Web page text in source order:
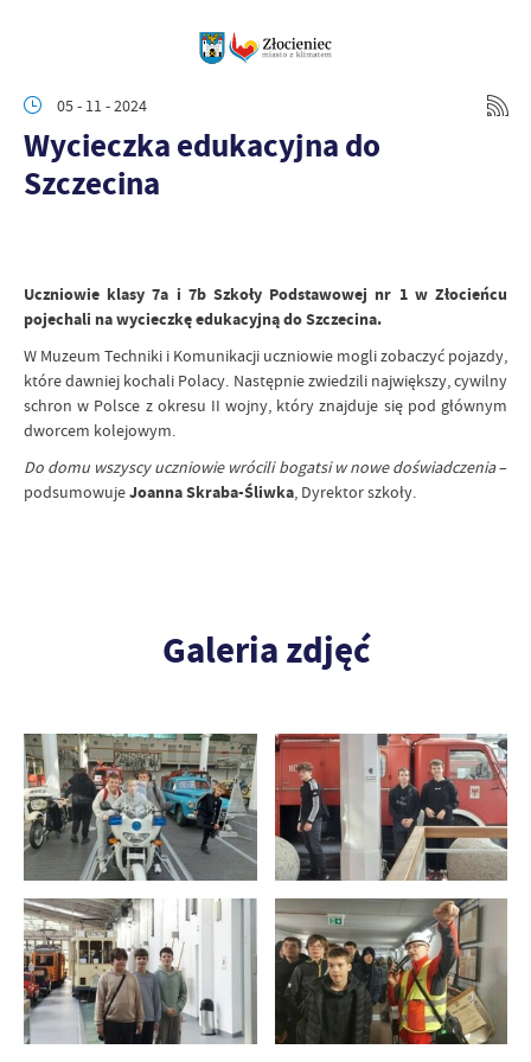
05 - 11 - 2024
Wycieczka edukacyjna do
Szczecina
Uczniowie klasy 7a i 7b Szkoły Podstawowej nr 1 w Złocieńcu
pojechali na wycieczkę edukacyjną do Szczecina.
W Muzeum Techniki i Komunikacji uczniowie mogli zobaczyć pojazdy,
które dawniej kochali Polacy. Następnie zwiedzili największy, cywilny
schron w Polsce z okresu II wojny, który znajduje się pod głównym
dworcem kolejowym.
Do domu wszyscy uczniowie wrócili bogatsi w nowe doświadczenia–
podsumowujeJoanna Skraba-Śliwka, Dyrektor szkoły.
Galeria zdjęć